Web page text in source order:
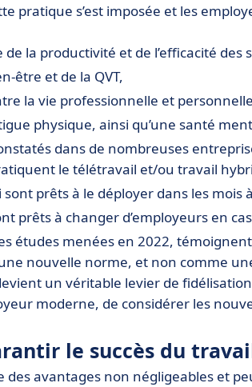
pratique s’est imposée et les
la productivité et de l’efficacité des
être et de la QVT,
la vie professionnelle et
physique, ainsi qu’une santé
dans de nombreuses
le télétravail et/ou travail
sont prêts à le déployer dans les mois
prêts à changer d’employeurs en
études menées en 2022,
nouvelle norme, et non comme
un véritable levier de
moderne, de considérer les
le succès du
des avantages non négligeables et